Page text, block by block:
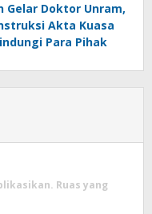
Gelar Doktor Unram,
Akta Kuasa
Para Pihak
Ruas yang